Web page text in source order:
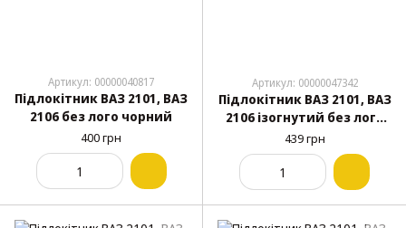
Артикул: 00000040817
Підлокітник ВАЗ 2101, ВАЗ
2106 без лого чорний
400 грн
Артикул: 00000047342
Підлокітник ВАЗ 2101, ВАЗ
2106 ізогнутий без лого
чорний
439 грн